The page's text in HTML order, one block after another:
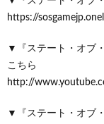
https://
▼『ステート・オブ
こちら
http://
▼『ステート・オブ